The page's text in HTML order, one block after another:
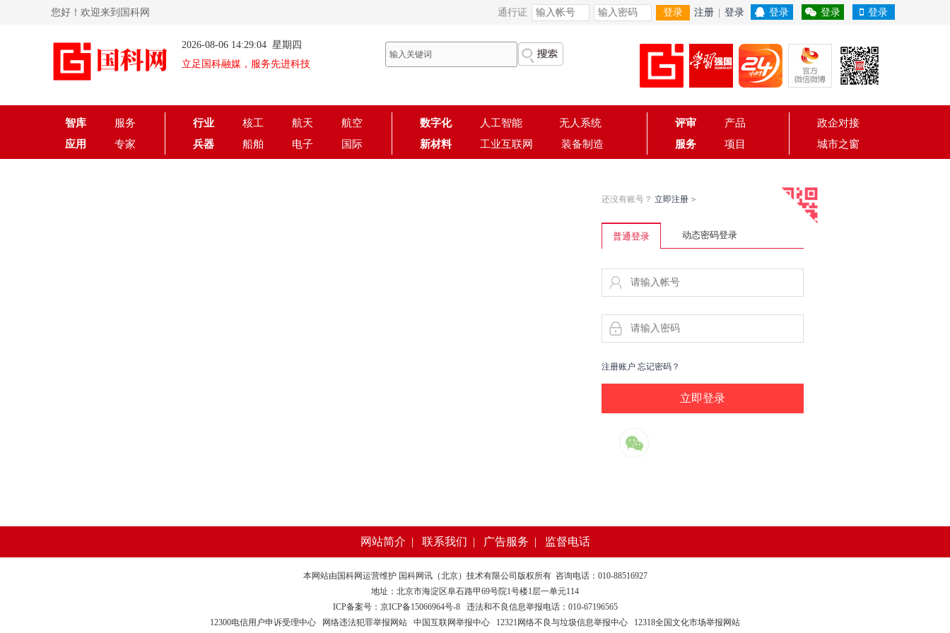
您好！欢迎来到国科网 通行证 登录 注册 登录 登录 登录 登录
2026-08-06 14:29:04 星期四
立足国科融媒，服务先进科技
智库
服务
应用
专家
行业 核工 航天
航空
兵器
船舶 电子 国际
数字化 人工智能
无人系统
新材料
工业互联网 装备制造
评审
产品
服务
项目
政企对接
城市之窗
还没有账号？ 立即注册 >
普通登录 动态密码登录
注册账户 忘记密码？
网站简介 | 联系我们 | 广告服务 | 监督电话
本网站由 国科网运营维护 国科网讯（北京）技术有限公司版权所有 咨询电话：010-88516927
地址：北京市海淀区阜石路甲69号院1号楼1层一单元114
ICP备案号：京ICP备15066964号-8违法和不良信息举报电话：010-67196565
12300电信用户申诉受理中心
网络违法犯罪举报网站 中国互联网举报中心 12321网络不良与垃圾信息举报中心 12318全国文化市场举报网站